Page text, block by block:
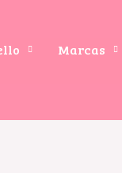
Marcas